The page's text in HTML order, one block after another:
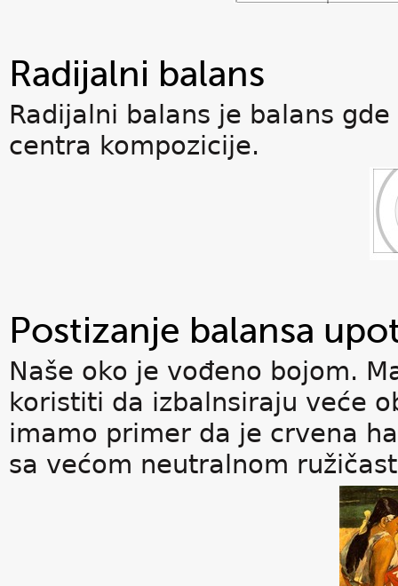
Radijalni balans
Radijalni balans je balans
centra kompozicije.
Postizanje balansa
Naše oko je vođeno bojom.
koristiti da izbalnsiraju veće
imamo primer da je crvena
sa većom neutralnom